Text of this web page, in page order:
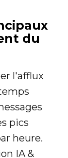
du
l'afflux
pics
heure.
IA &